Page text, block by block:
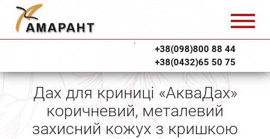
+38(098)800 88 44
+38(0432)65 50 75
Дах для криниці «АкваДах»
коричневий, металевий
захисний кожух з кришкою